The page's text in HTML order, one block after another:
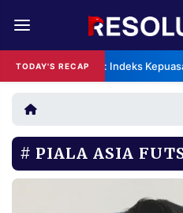
TODAY'S RECAPBPS: Indeks
REDAKSI TENTANG
RESOLUSI IKLAN
RUBRIKASI
EDITORIAL AKSARA
PERSONA
PIALA ASIA